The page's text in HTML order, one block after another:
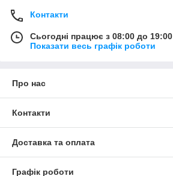
Контакти
Сьогодні працює з 08:00 до 19:00
Показати весь графік роботи
Про нас
Контакти
Доставка та оплата
Графік роботи